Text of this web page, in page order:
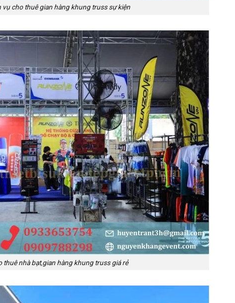
vụ cho thuê gian hàng khung truss sự kiện
thuê nhà bạt,gian hàng khung truss giá rẻ